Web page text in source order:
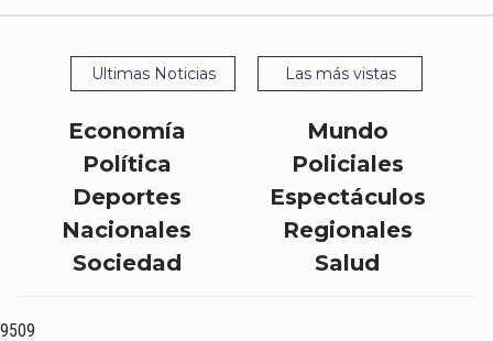
Ultimas Noticias Las más vistas
Economía
Mundo
Política
Policiales
Deportes
Espectáculos
Nacionales
Regionales
Sociedad
Salud
9509